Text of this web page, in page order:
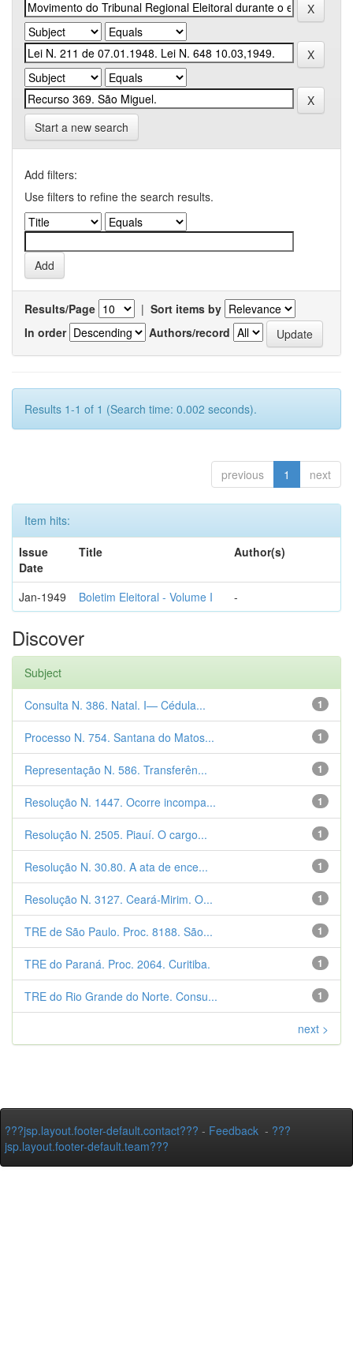
Start a new search
Add filters:
Use filters to refine the search results.
Results/Page | Sort items by
In order
Authors/record
Results 1-1 of 1 (Search time: 0.002 seconds).
previous 1 next
Item hits:
Issue
Date
Title Author(s)
Jan-1949 Boletim Eleitoral - Volume I -
Discover
Subject
1
Consulta N. 386. Natal. I— Cédula...
1
Processo N. 754. Santana do Matos...
1
Representação N. 586. Transferên...
1
Resolução N. 1447. Ocorre incompa...
1
Resolução N. 2505. Piauí. O cargo...
1
Resolução N. 30.80. A ata de ence...
1
Resolução N. 3127. Ceará-Mirim. O...
1
TRE de São Paulo. Proc. 8188. São...
1
TRE do Paraná. Proc. 2064. Curitiba.
1
TRE do Rio Grande do Norte. Consu...
next >
???jsp.layout.footer-default.contact??? - Feedback - ???
jsp.layout.footer-default.team???